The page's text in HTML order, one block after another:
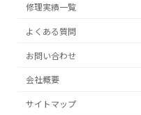
修理実績一覧
よくある質問
お問い合わせ
会社概要
サイトマップ